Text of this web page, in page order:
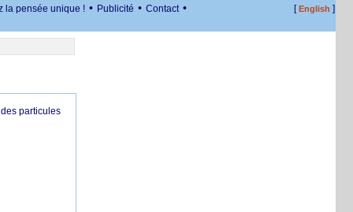
la pensée unique ! • Publicité • Contact • [English ]
particules